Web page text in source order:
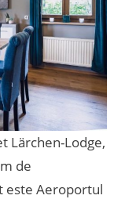
Lärchen-Lodge,
de
este Aeroportul